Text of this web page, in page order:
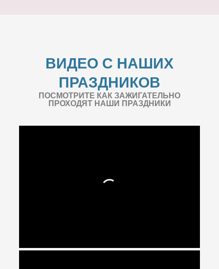
ВИДЕО С НАШИХ
ПРАЗДНИКОВ
ПОСМОТРИТЕ КАК ЗАЖИГАТЕЛЬНО
ПРОХОДЯТ НАШИ ПРАЗДНИКИ